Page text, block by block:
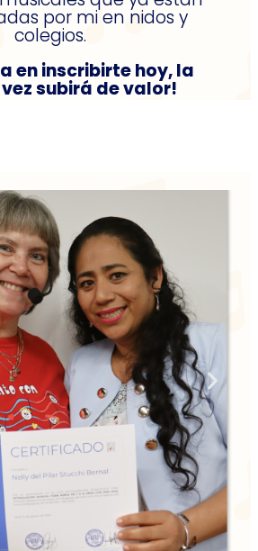
por mi en nidos y
colegios.
en inscribirte hoy, la
subirá de valor!
para: